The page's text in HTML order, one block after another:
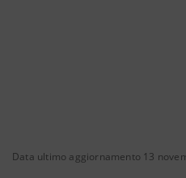
Data ultimo aggiornamento 13